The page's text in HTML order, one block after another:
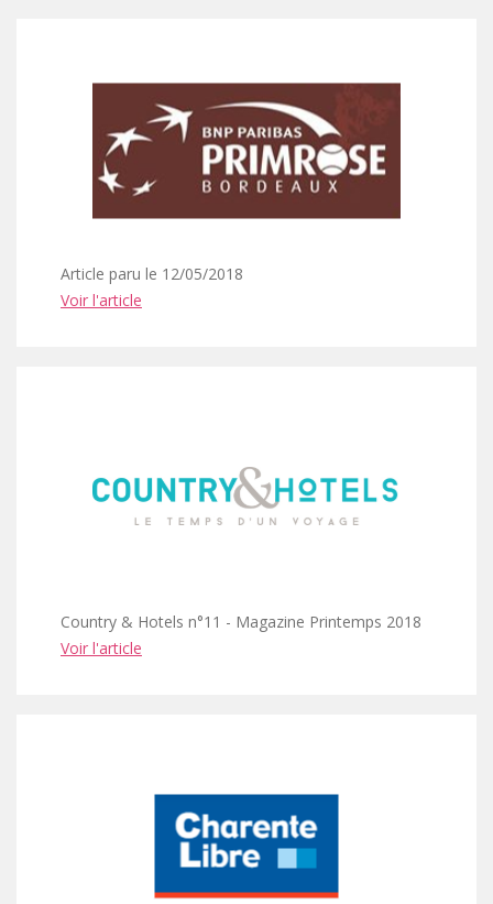
Article paru le 12/05/2018
Voir l'article
Country & Hotels n°11 - Magazine Printemps 2018
Voir l'article